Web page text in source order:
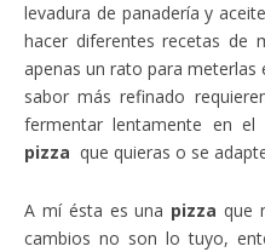
levadura de panadería y
hacer diferentes recetas de
apenas un rato para meterlas
sabor más refinado
fermentar lentamente en
pizza que quieras o se
A mí ésta es una pizza que
cambios no son lo tuyo,